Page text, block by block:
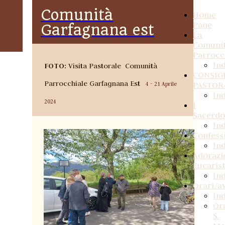
FOTO: Visita Pastorale Comunità
Parrocchiale Garfagnana Est
4 - 21 Aprile
2024
Comunità
Garfagnana est
Home
Page
La
I
Orari/
S.